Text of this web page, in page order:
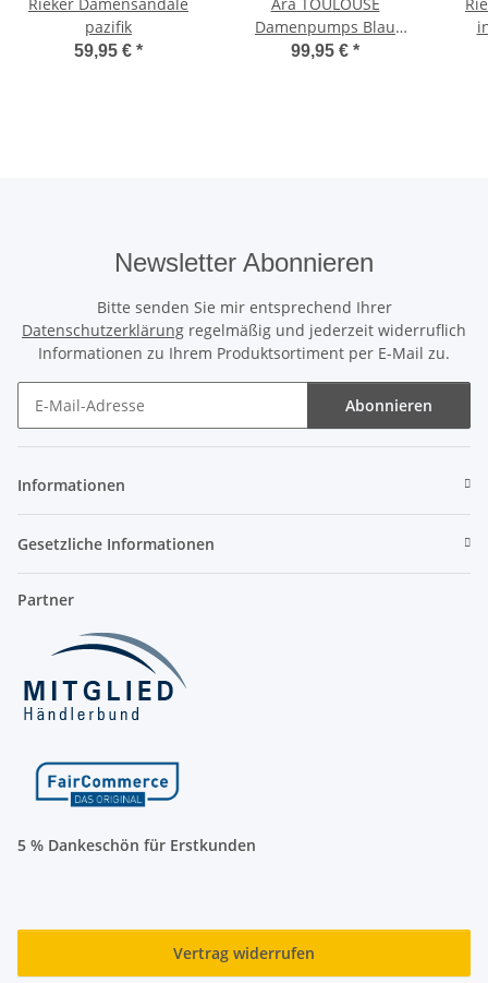
pazifik
59,95 € *
Damenpumps Blau
Weite G
99,95 € *
Newsletter Abonnieren
Bitte senden Sie mir entsprechend Ihrer
Datenschutzerklärung regelmäßig und jederzeit widerruflich
Informationen zu Ihrem Produktsortiment per E-Mail zu.
Abonnieren
Informationen
Gesetzliche Informationen
Partner
5 % Dankeschön für Erstkunden
Vertrag widerrufen